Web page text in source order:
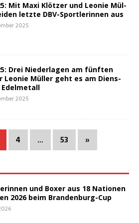
Mit Maxi Klöt­zer und Leo­nie Mül­
letz­te DBV-Sport­le­rin­nen aus
2025
Drei Nie­der­la­gen am fünf­ten
Leo­nie Mül­ler geht es am Diens­
2025
4 … 53 »
und Boxer aus 18 Natio­nen
2026 beim Brandenburg-Cup